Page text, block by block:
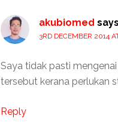
akubiomed says
3RD DECEMBER 2014
Saya tidak pasti
tersebut kerana perlukan
Reply